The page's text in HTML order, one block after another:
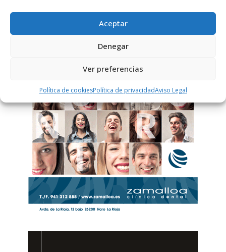
Aceptar
Denegar
Ver preferencias
Política de cookiesPolítica de privacidadAviso Legal
PUBLICIDAD